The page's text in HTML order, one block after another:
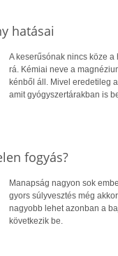
hatásai
A keserűsónak nincs köze
rá. Kémiai neve a
kénből áll. Mivel eredetileg
amit gyógyszertárakban is
fogyás?
Manapság nagyon sok
gyors súlyvesztés még
nagyobb lehet azonban a
következik be.